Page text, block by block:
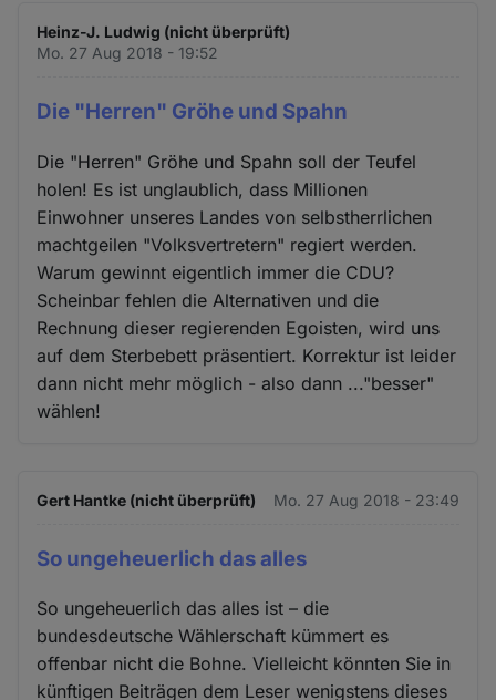
Heinz-J. Ludwig (nicht überprüft)
Mo. 27 Aug 2018 - 19:52
Die "Herren" Gröhe und Spahn
Die "Herren" Gröhe und Spahn soll der Teufel
holen! Es ist unglaublich, dass Millionen
Einwohner unseres Landes von selbstherrlichen
machtgeilen "Volksvertretern" regiert werden.
Warum gewinnt eigentlich immer die CDU?
Scheinbar fehlen die Alternativen und die
Rechnung dieser regierenden Egoisten, wird uns
auf dem Sterbebett präsentiert. Korrektur ist leider
dann nicht mehr möglich - also dann ..."besser"
wählen!
Gert Hantke (nicht überprüft) Mo. 27 Aug 2018 - 23:49
So ungeheuerlich das alles
So ungeheuerlich das alles ist – die
bundesdeutsche Wählerschaft kümmert es
offenbar nicht die Bohne. Vielleicht könnten Sie in
künftigen Beiträgen dem Leser wenigstens dieses